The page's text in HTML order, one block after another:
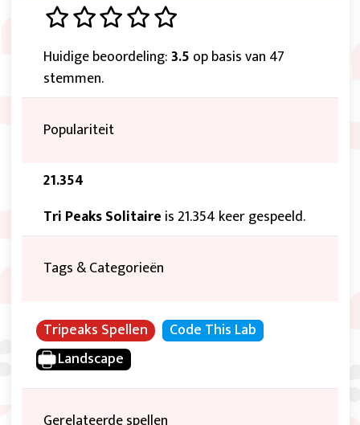
Huidige beoordeling:3.5 op basis van 47
stemmen.
Populariteit
21.354
Tri Peaks Solitaire is 21.354 keer gespeeld.
Tags & Categorieën
Tripeaks Spellen
Code This Lab
Landscape